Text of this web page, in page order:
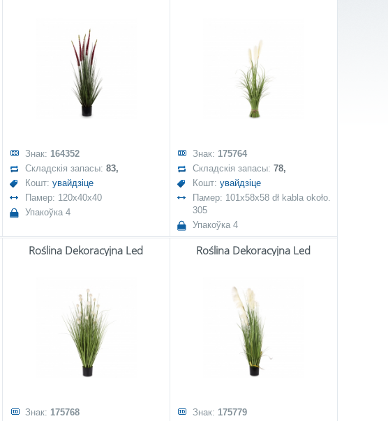
Знак: 164352
Складскія запасы: 83,
Кошт: увайдзіце
Памер: 120x40x40
Упакоўка 4
Знак: 175764
Складскія запасы: 78,
Кошт: увайдзіце
Памер: 101x58x58 dł kabla około.
305
Упакоўка 4
Roślina Dekoracyjna Led
Знак: 175768
Roślina Dekoracyjna Led
Знак: 175779